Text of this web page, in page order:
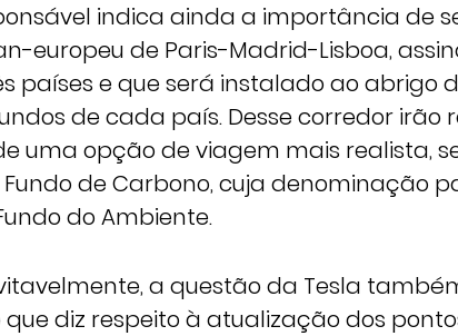
indica ainda a importância de
europeu de Paris-Madrid-Lisboa,
países e que será instalado ao abrigo
de cada país. Desse corredor irão
uma opção de viagem mais realista,
de Carbono, cuja denominação
do Ambiente.
a questão da Tesla
que diz respeito à atualização dos